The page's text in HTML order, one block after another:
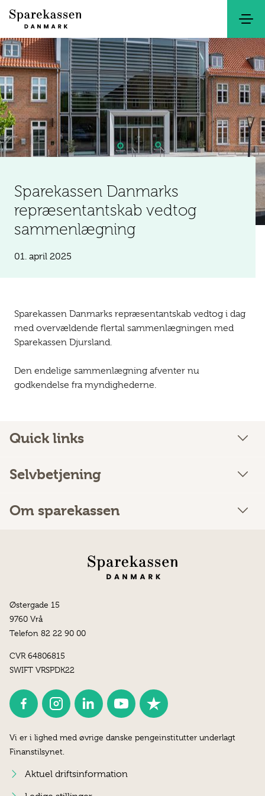
Sparekassen Danmarks
repræsentantskab vedtog
sammenlægning
01. april 2025
Sparekassen Danmarks repræsentantskab vedtog i dag
med overvældende flertal sammenlægningen med
Sparekassen Djursland.
Den endelige sammenlægning afventer nu
godkendelse fra myndighederne.
Quick links
Selvbetjening
Om sparekassen
Østergade 15
9760 Vrå
Telefon 82 22 90 00
CVR 64806815
SWIFT VRSPDK22
Vi er i lighed med øvrige danske pengeinstitutter underlagt
Finanstilsynet.
Aktuel driftsinformation